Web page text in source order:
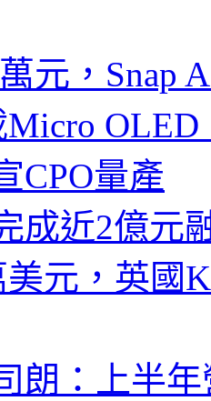
元，Snap
CPO量產
成近2億元
美元，英國
朗：上半